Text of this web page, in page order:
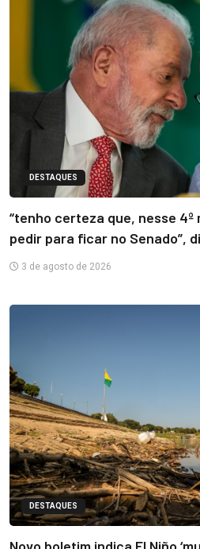
DESTAQUES
“tenho certeza que, nesse 4º
pedir para ficar no Senado”,
3 de agosto de 2026
DESTAQUES
Novo boletim indica El Niño